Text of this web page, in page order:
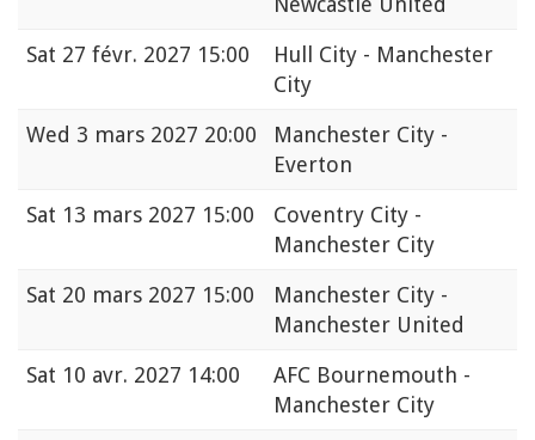
Sat 27 févr. 2027 15:00
Hull City - Manchester
City
Wed 3 mars 2027 20:00
Manchester City -
Everton
Sat 13 mars 2027 15:00
Coventry City -
Manchester City
Sat 20 mars 2027 15:00
Manchester City -
Manchester United
Sat 10 avr. 2027 14:00
AFC Bournemouth -
Manchester City